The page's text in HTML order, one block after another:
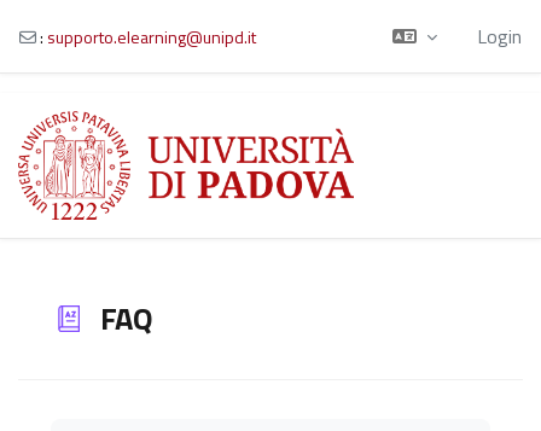
Vai al contenuto principale
: supporto.elearning@unipd.it Login
Home Unipd
FAQ